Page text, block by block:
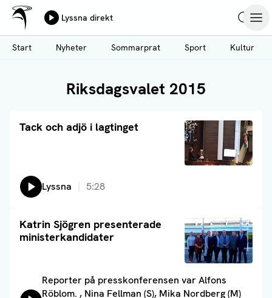
Hoppa
till
huvudinnehåll
Ålands Radio & TV
Lyssna direkt
Start
Nyheter Sommarprat Sport Kultur
Riksdagsvalet 2015
Tack och adjö i lagtinget
Läs artikel
Lyssna 5:28
Katrin Sjögren presenterade
ministerkandidater
Läs artikel
Lyssna på:
Reporter på presskonferensen var Alfons
Röblom. , Nina Fellman (S), Mika Nordberg (M)